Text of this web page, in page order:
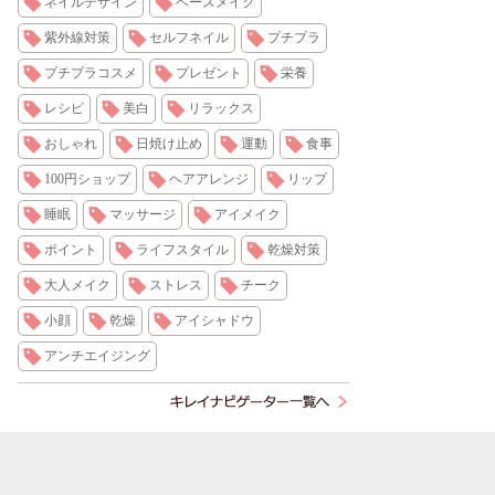
紫外線対策 セルフネイル プチプラ
プチプラコスメ プレゼント 栄養
レシピ 美白 リラックス
おしゃれ 日焼け止め 運動 食事
100円ショップ ヘアアレンジ リップ
睡眠 マッサージ アイメイク
ポイント ライフスタイル 乾燥対策
大人メイク ストレス チーク
小顔 乾燥 アイシャドウ
アンチエイジング